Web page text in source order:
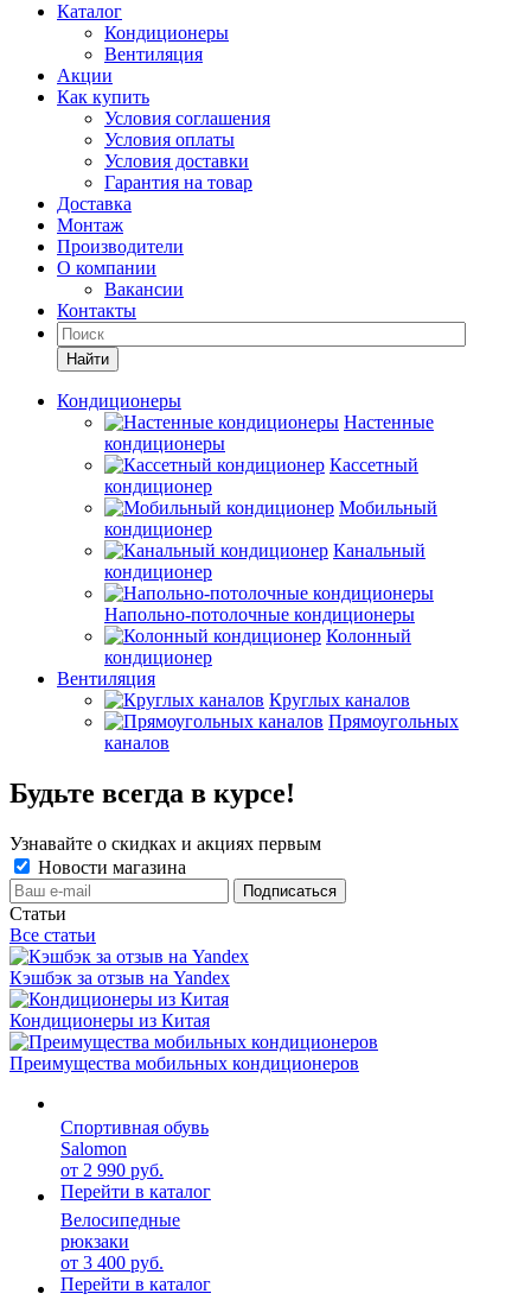
Каталог
Кондиционеры
Вентиляция
Акции
Как купить
Условия соглашения
Условия оплаты
Условия доставки
Гарантия на товар
Доставка
Монтаж
Производители
О компании
Вакансии
Контакты
Кондиционеры
Настенные
кондиционеры
Кассетный
кондиционер
Мобильный
кондиционер
Канальный
кондиционер
Напольно-потолочные кондиционеры
Колонный
кондиционер
Вентиляция
Круглых каналов
Прямоугольных
каналов
Будьте всегда в курсе!
Узнавайте о скидках и акциях первым
Новости магазина
Статьи
Все статьи
Кэшбэк за отзыв на Yandex
Кондиционеры из Китая
Преимущества мобильных кондиционеров
Спортивная обувь
Salomon
от 2 990 руб.
Перейти в каталог
Велосипедные
рюкзаки
от 3 400 руб.
Перейти в каталог